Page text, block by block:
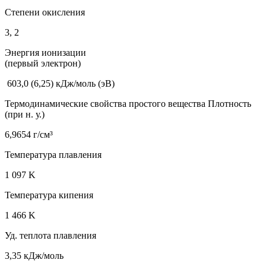
Степени окисления
3, 2
Энергия ионизации
(первый электрон)
603,0 (6,25) кДж/моль (эВ)
Термодинамические свойства простого вещества Плотность
(при н. у.)
6,9654 г/см³
Температура плавления
1 097 K
Температура кипения
1 466 K
Уд. теплота плавления
3,35 кДж/моль